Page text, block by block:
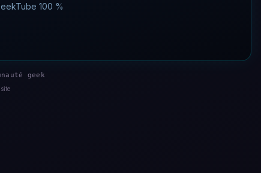
100 %
geek